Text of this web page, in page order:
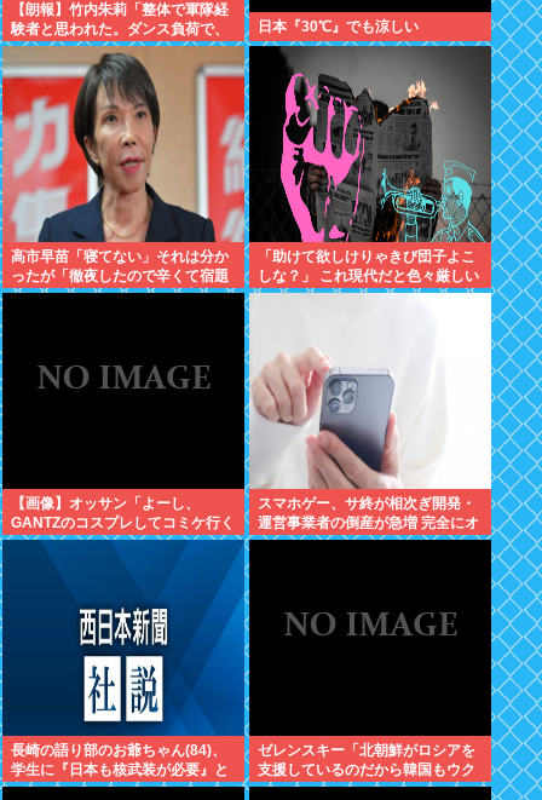
【朗報】竹内朱莉「整体で軍隊経
験者と思われた。ダンス負荷で、
私の骨と筋肉はもうグチャグチャ
になってい
日本『30℃』でも涼しい
高市早苗「寝てない」それは分か
ったが「徹夜したので辛くて宿題
やってません」って言う奴高市早
「助けて欲しけりゃきび団子よこ
しな？」 これ現代だと色々厳しい
よな
【画像】オッサン「よーし、
GANTZのコスプレしてコミケ行く
かー」
スマホゲー、サ終が相次ぎ開発・
運営事業者の倒産が急増 完全にオ
ワコンか
長崎の語り部のお爺ちゃん(84)、
学生に『日本も核武装が必要』と
言われびっくり
ゼレンスキー「北朝鮮がロシアを
支援しているのだから韓国もウク
ライナを支援しろ」